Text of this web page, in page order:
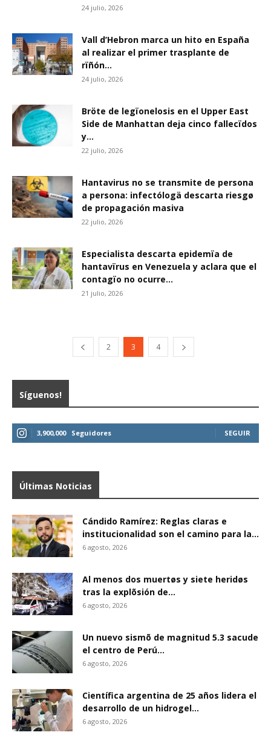
24 julio, 2026
Vall d’Hebron marca un hito en España
al realizar el primer trasplante de
rïñón...
24 julio, 2026
Bröte de legïonelosis en el Upper East
Side de Manhattan deja cinco fallecïdos
y...
22 julio, 2026
Hantavirus no se transmite de persona
a persona: infectólogä descarta riesgø
de propagación masiva
22 julio, 2026
Especialista descarta epidemïa de
hantavïrus en Venezuela y aclara que el
contagïo no ocurre...
21 julio, 2026
2 3 4
Síguenos!
3,900,000 Seguidores SEGUIR
Últimas Noticias
Cándido Ramírez: Reglas claras e
institucionalidad son el camino para la...
6 agosto, 2026
Al menos dos muertøs y siete heridøs
tras la explõsión de...
6 agosto, 2026
Un nuevo sismõ de magnitud 5.3 sacude
el centro de Perú...
6 agosto, 2026
Científica argentina de 25 años lidera el
desarrollo de un hidrogel...
6 agosto, 2026